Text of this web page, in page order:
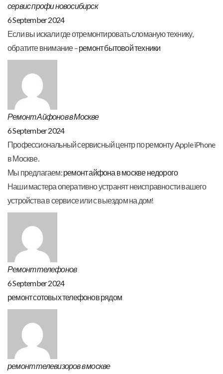
сервис профи новосибирск
6 September 2024
Если вы искали где отремонтировать сломаную технику,
обратите внимание –ремонт бытовой техники
Ремонт Айфонов в Москве
6 September 2024
Профессиональный сервисный центр по ремонту Apple iPhone
в Москве.
Мы предлагаем:ремонт айфона в москве недорого
Наши мастера оперативно устранят неисправности вашего
устройства в сервисе или с выездом на дом!
Ремонт телефонов
6 September 2024
ремонт сотовых телефонов рядом
ремонт телевизоров в москве